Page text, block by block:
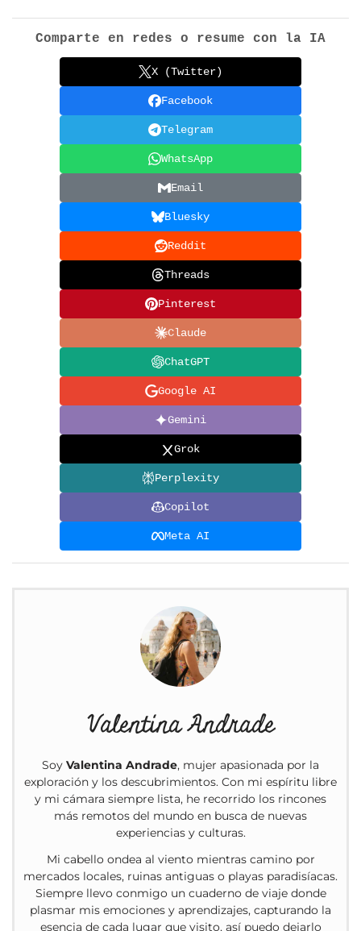
Comparte en redes o resume con la IA
X (Twitter)
Facebook
Telegram
WhatsApp
Email
Bluesky
Reddit
Threads
Pinterest
Claude
ChatGPT
Google AI
Gemini
Grok
Perplexity
Copilot
Meta AI
Valentina Andrade
Soy Valentina Andrade, mujer apasionada por la
exploración y los descubrimientos. Con mi espíritu libre
y mi cámara siempre lista, he recorrido los rincones
más remotos del mundo en busca de nuevas
experiencias y culturas.
Mi cabello ondea al viento mientras camino por
mercados locales, ruinas antiguas o playas paradisíacas.
Siempre llevo conmigo un cuaderno de viaje donde
plasmar mis emociones y aprendizajes, capturando la
esencia de cada lugar que visito, así puedo dejarlo